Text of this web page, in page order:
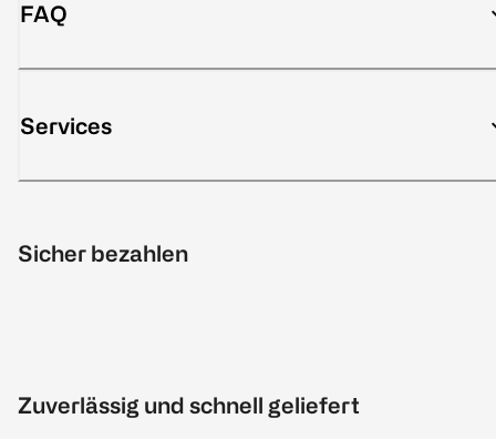
FAQ
Services
Sicher bezahlen
Zuverlässig und schnell geliefert